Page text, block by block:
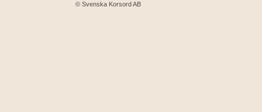
© Svenska Korsord AB